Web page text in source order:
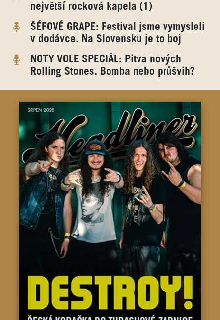
největší rocková kapela (1)
ŠÉFOVÉ GRAPE: Festival jsme vymysleli
v dodávce. Na Slovensku je to boj
NOTY VOLE SPECIÁL: Pitva nových
Rolling Stones. Bomba nebo průšvih?